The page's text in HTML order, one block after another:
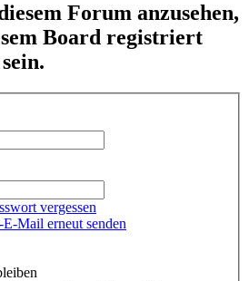
Forum anzusehen,
Board registriert
vergessen
Mail erneut senden